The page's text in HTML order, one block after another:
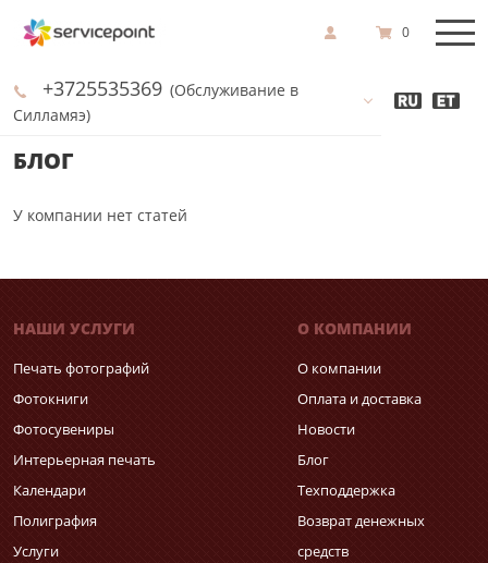
+3725535369 (Обслуживание в
Силламяэ)
0
БЛОГ
У компании нет статей
НАШИ УСЛУГИ
Печать фотографий
Фотокниги
Фотосувениры
Интерьерная печать
Календари
Полиграфия
Услуги
О КОМПАНИИ
О компании
Оплата и доставка
Новости
Блог
Техподдержка
Возврат денежных
средств